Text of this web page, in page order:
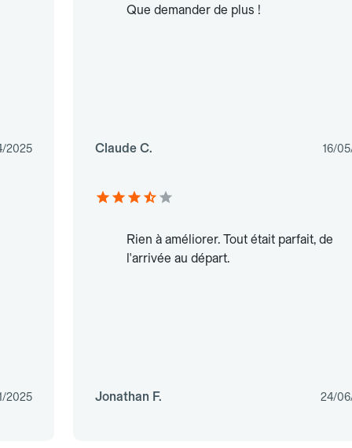
2025
Que demander de plus !
Claude C. 16/
2025
Rien à améliorer. Tout était parfait, de
l'arrivée au départ.
Jonathan F. 24/